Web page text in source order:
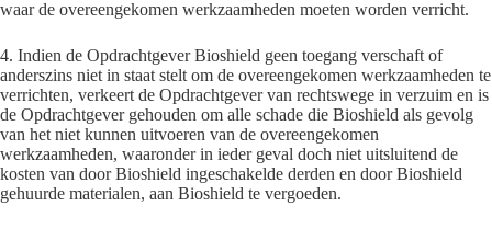
waar de overeengekomen werkzaamheden moeten worden verricht.
4. Indien de Opdrachtgever Bioshield geen toegang verschaft of
anderszins niet in staat stelt om de overeengekomen werkzaamheden te
verrichten, verkeert de Opdrachtgever van rechtswege in verzuim en is
de Opdrachtgever gehouden om alle schade die Bioshield als gevolg
van het niet kunnen uitvoeren van de overeengekomen
werkzaamheden, waaronder in ieder geval doch niet uitsluitend de
kosten van door Bioshield ingeschakelde derden en door Bioshield
gehuurde materialen, aan Bioshield te vergoeden.